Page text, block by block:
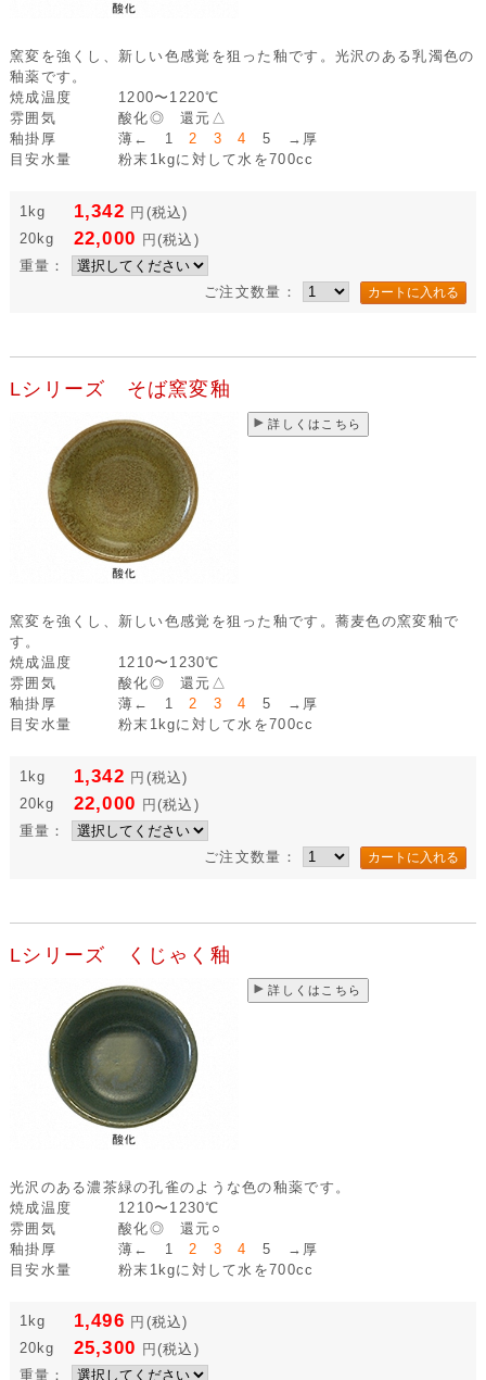
窯変を強くし、新しい色感覚を狙った釉です。光沢のある乳濁色の
釉薬です。
焼成温度
1200〜1220℃
雰囲気
酸化◎ 還元△
釉掛厚
薄← 12 3 45 →厚
目安水量
粉末1kgに対して水を700cc
1kg 1,342 円 (税込)
20kg
22,000 円 (税込)
重量：
ご注文数量：
Lシリーズ そば窯変釉
詳しくはこちら
窯変を強くし、新しい色感覚を狙った釉です。蕎麦色の窯変釉で
す。
焼成温度
1210〜1230℃
雰囲気
酸化◎ 還元△
釉掛厚
薄← 12 3 45 →厚
目安水量
粉末1kgに対して水を700cc
1kg 1,342 円 (税込)
20kg
22,000 円 (税込)
重量：
ご注文数量：
Lシリーズ くじゃく釉
詳しくはこちら
光沢のある濃茶緑の孔雀のような色の釉薬です。
焼成温度
1210〜1230℃
雰囲気
酸化◎ 還元○
釉掛厚
薄← 1 2 3 45 →厚
目安水量
粉末1kgに対して水を700cc
1kg 1,496 円 (税込)
20kg
25,300 円 (税込)
重量：